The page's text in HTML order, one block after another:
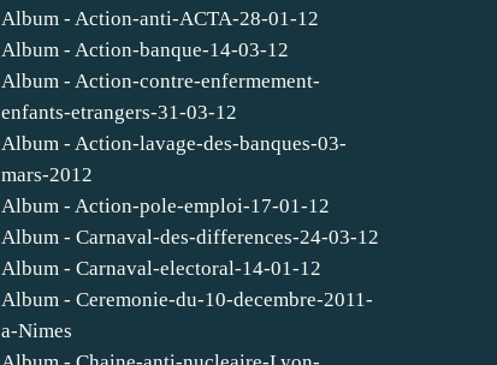
Album - Action-anti-ACTA-28-01-12
Album - Action-banque-14-03-12
Album - Action-contre-enfermement-
enfants-etrangers-31-03-12
Album - Action-lavage-des-banques-03-
mars-2012
Album - Action-pole-emploi-17-01-12
Album - Carnaval-des-differences-24-03-12
Album - Carnaval-electoral-14-01-12
Album - Ceremonie-du-10-decembre-2011-
a-Nimes